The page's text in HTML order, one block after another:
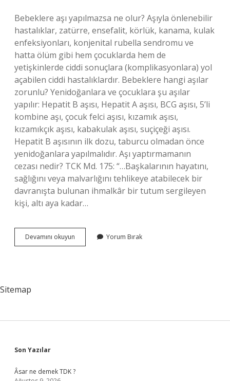
Bebeklere aşı yapılmazsa ne olur? Aşıyla önlenebilir
hastalıklar, zatürre, ensefalit, körlük, kanama, kulak
enfeksiyonları, konjenital rubella sendromu ve
hatta ölüm gibi hem çocuklarda hem de
yetişkinlerde ciddi sonuçlara (komplikasyonlara) yol
açabilen ciddi hastalıklardır. Bebeklere hangi aşılar
zorunlu? Yenidoğanlara ve çocuklara şu aşılar
yapılır: Hepatit B aşısı, Hepatit A aşısı, BCG aşısı, 5’li
kombine aşı, çocuk felci aşısı, kızamık aşısı,
kızamıkçık aşısı, kabakulak aşısı, suçiçeği aşısı.
Hepatit B aşısının ilk dozu, taburcu olmadan önce
yenidoğanlara yapılmalıdır. Aşı yaptırmamanın
cezası nedir? TCK Md. 175: “…Başkalarının hayatını,
sağlığını veya malvarlığını tehlikeye atabilecek bir
davranışta bulunan ihmalkâr bir tutum sergileyen
kişi, altı aya kadar…
Devamını okuyun Bebeklere
Aşı
Yorum Bırak
Sitemap
Sidebar
Son Yazılar
Âsar ne demek TDK ?